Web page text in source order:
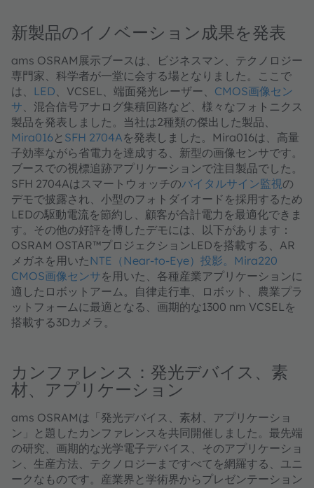
新製品のイノベーション成果を発表
ams OSRAM展示ブースは、ビジネスマン、テクノロジー
専門家、科学者が一堂に会する場となりました。ここで
は、 LED 、VCSEL、端面発光レーザー、 CMOS画像セン
サ 、混合信号アナログ集積回路など、様々なフォトニクス
製品を発表しました。当社は2種類の傑出した製品、
Mira016と SFH 2704Aを発表しました。Mira016は、高量
子効率ながら省電力を達成する、新型の画像センサです。
ブースでの視標追跡アプリケーションで注目製品でした。
SFH 2704Aはスマートウォッチのバイタルサイン監視の
デモで披露され、小型のフォトダイオードを採用するため
LEDの駆動電流を節約し、顧客が合計電力を最適化できま
す。その他の好評を博したデモには、以下があります：
OSRAM OSTAR™プロジェクションLEDを搭載する、AR
メガネを用いたNTE（Near-to-Eye）投影。 Mira220
CMOS画像センサを用いた、各種産業アプリケーションに
適したロボットアーム。自律走行車、ロボット、農業プラ
ットフォームに最適となる、画期的な1300 nm VCSELを
搭載する3Dカメラ。
カンファレンス：発光デバイス、素
材、アプリケーション
ams OSRAMは「発光デバイス、素材、アプリケーショ
ン」と題したカンファレンスを共同開催しました。最先端
の研究、画期的な光学電子デバイス、そのアプリケーショ
ン、生産方法、テクノロジーまですべてを網羅する、ユニ
ークなものです。産業界と学術界からプレゼンテーション